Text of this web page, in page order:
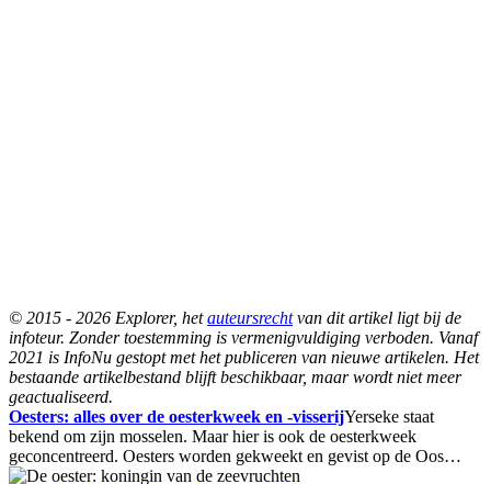
© 2015 - 2026 Explorer, hetauteursrechtvan dit artikel ligt bij de
infoteur. Zonder toestemming is vermenigvuldiging verboden. Vanaf
2021 is InfoNu gestopt met het publiceren van nieuwe artikelen. Het
bestaande artikelbestand blijft beschikbaar, maar wordt niet meer
geactualiseerd.
Oesters: alles over de oesterkweek en -visserijYerseke staat
bekend om zijn mosselen. Maar hier is ook de oesterkweek
geconcentreerd. Oesters worden gekweekt en gevist op de Oos…